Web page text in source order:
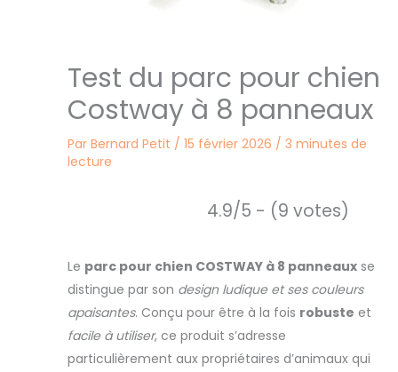
Test du parc pour chien
Costway à 8 panneaux
Par Bernard Petit / 15 février 2026 / 3 minutes de
lecture
4.9/5 - (9 votes)
Le parc pour chien COSTWAY à 8 panneaux se
distingue par son design ludique et ses couleurs
apaisantes. Conçu pour être à la fois robuste et
facile à utiliser, ce produit s’adresse
particulièrement aux propriétaires d’animaux qui